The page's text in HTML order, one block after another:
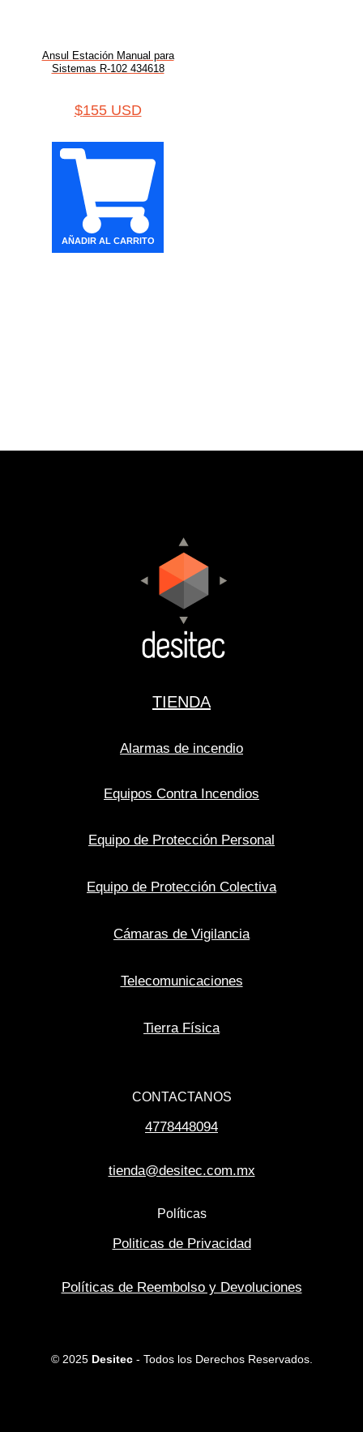
Ansul Estación Manual para
Sistemas R-102 434618
$155 USD
AÑADIR AL CARRITO
TIENDA
Alarmas de incendio
Equipos Contra Incendios
Equipo de Protección Personal
Equipo de Protección Colectiva
Cámaras de Vigilancia
Telecomunicaciones
Tierra Física
CONTACTANOS
4778448094
tienda@desitec.com.mx
Políticas
Politicas de Privacidad
Políticas de Reembolso y Devoluciones
© 2025 Desitec- Todos los Derechos Reservados.